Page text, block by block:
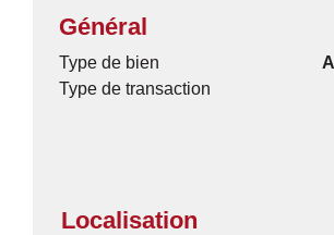
Général
Type de bien
Type de transaction
Localisation